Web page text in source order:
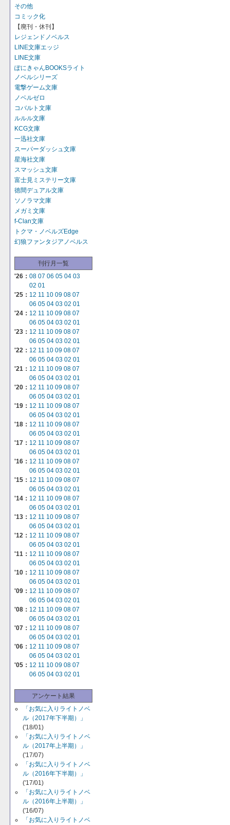
その他
コミック化
【廃刊・休刊】
レジェンドノベルス
LINE文庫エッジ
LINE文庫
ぽにきゃんBOOKSライト
ノベルシリーズ
電撃ゲーム文庫
ノベルゼロ
コバルト文庫
ルルル文庫
KCG文庫
一迅社文庫
スーパーダッシュ文庫
星海社文庫
スマッシュ文庫
富士見ミステリー文庫
徳間デュアル文庫
ソノラマ文庫
メガミ文庫
f-Clan文庫
トクマ・ノベルズEdge
幻狼ファンタジアノベルス
刊行月一覧
'26： 08 07 06 05 04 03
02 01
'25： 12 11 10 09 08 07
06 05 04 03 02 01
'24： 12 11 10 09 08 07
06 05 04 03 02 01
'23： 12 11 10 09 08 07
06 05 04 03 02 01
'22： 12 11 10 09 08 07
06 05 04 03 02 01
'21： 12 11 10 09 08 07
06 05 04 03 02 01
'20： 12 11 10 09 08 07
06 05 04 03 02 01
'19： 12 11 10 09 08 07
06 05 04 03 02 01
'18： 12 11 10 09 08 07
06 05 04 03 02 01
'17： 12 11 10 09 08 07
06 05 04 03 02 01
'16： 12 11 10 09 08 07
06 05 04 03 02 01
'15： 12 11 10 09 08 07
06 05 04 03 02 01
'14： 12 11 10 09 08 07
06 05 04 03 02 01
'13： 12 11 10 09 08 07
06 05 04 03 02 01
'12： 12 11 10 09 08 07
06 05 04 03 02 01
'11： 12 11 10 09 08 07
06 05 04 03 02 01
'10： 12 11 10 09 08 07
06 05 04 03 02 01
'09： 12 11 10 09 08 07
06 05 04 03 02 01
'08： 12 11 10 09 08 07
06 05 04 03 02 01
'07： 12 11 10 09 08 07
06 05 04 03 02 01
'06： 12 11 10 09 08 07
06 05 04 03 02 01
'05： 12 11 10 09 08 07
06 05 04 03 02 01
アンケート結果
「お気に入りライトノベ
ル（2017年下半期）」
('18/01)
「お気に入りライトノベ
ル（2017年上半期）」
('17/07)
「お気に入りライトノベ
ル（2016年下半期）」
('17/01)
「お気に入りライトノベ
ル（2016年上半期）」
('16/07)
「お気に入りライトノベ